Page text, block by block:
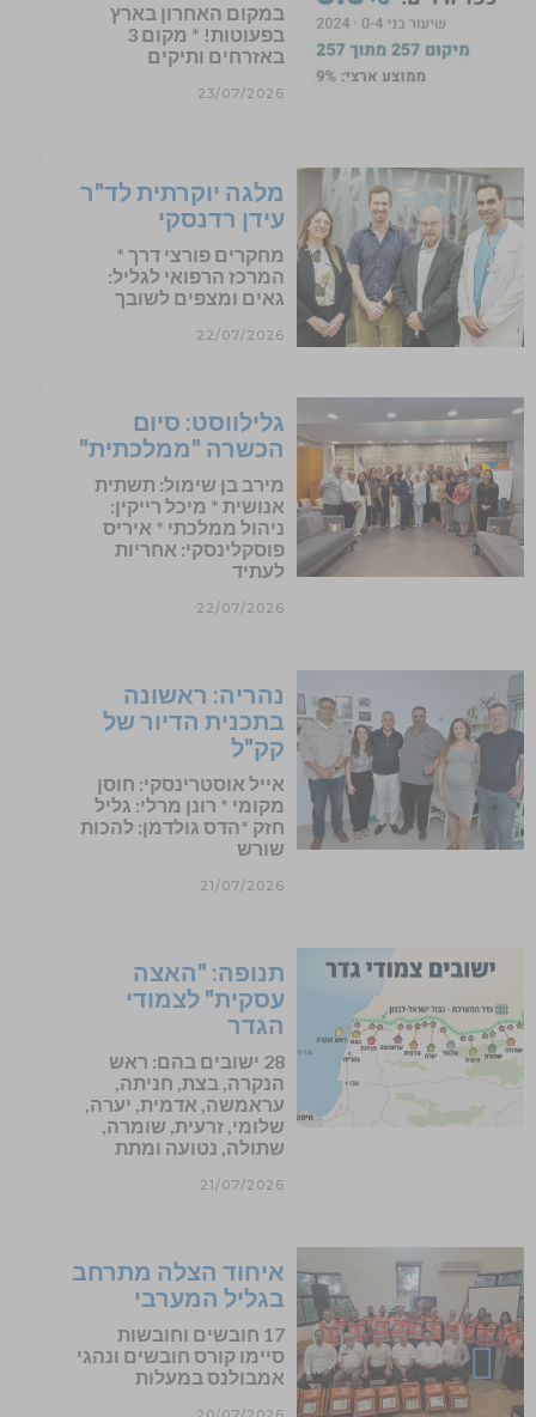
במקום האחרון בארץ
בפעוטות! * מקום 3
באזרחים ותיקים
23/07/2026
מלגה יוקרתית לד"ר
עידן רדנסקי
מחקרים פורצי דרך *
המרכז הרפואי לגליל:
גאים ומצפים לשובך
22/07/2026
גלילווסט: סיום
הכשרה "ממלכתית"
מירב בן שימול: תשתית
אנושית * מיכל רייקין:
ניהול ממלכתי * איריס
פוסקלינסקי: אחריות
לעתיד
22/07/2026
נהריה: ראשונה
בתכנית הדיור של
קק"ל
אייל אוסטרינסקי: חוסן
מקומי * רונן מרלי: גליל
חזק *הדס גולדמן: להכות
שורש
21/07/2026
תנופה: "האצה
עסקית" לצמודי
הגדר
28 ישובים בהם: ראש
הנקרה, בצת, חניתה,
עראמשה, אדמית, יערה,
שלומי, זרעית, שומרה,
שתולה, נטועה ומתת
21/07/2026
איחוד הצלה מתרחב
בגליל המערבי
17 חובשים וחובשות
סיימו קורס חובשים ונהגי
אמבולנס במעלות
גלילה
לראש